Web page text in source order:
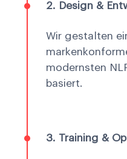
2. Design &
Wir gestalten
modernsten
basiert.
3. Training &